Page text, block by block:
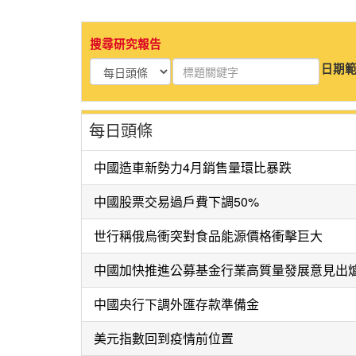
搜尋研究報告
日期
每日頭條
中國造車新勢力4月銷售量環比暴跌
中國股票交易過戶費下調50%
世行稱俄烏衝突對食品能源價格衝擊巨大
中國加快推進公募基金行業高質量發展意見出
中國央行下調外匯存款準備金
美元指數回到疫情前位置